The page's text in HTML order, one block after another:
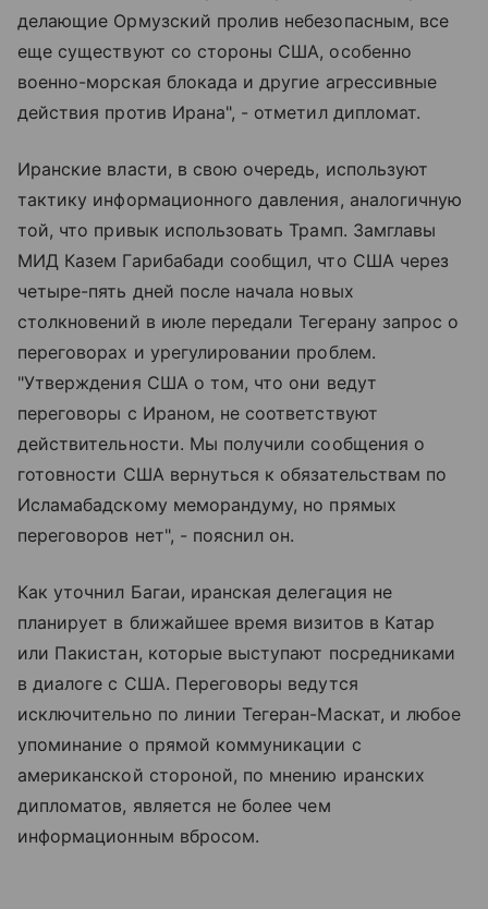
делающие Ормузский пролив небезопасным, все
еще существуют со стороны США, особенно
военно-морская блокада и другие агрессивные
действия против Ирана", - отметил дипломат.
Иранские власти, в свою очередь, используют
тактику информационного давления, аналогичную
той, что привык использовать Трамп. Замглавы
МИД Казем Гарибабади сообщил, что США через
четыре-пять дней после начала новых
столкновений в июле передали Тегерану запрос о
переговорах и урегулировании проблем.
"Утверждения США о том, что они ведут
переговоры с Ираном, не соответствуют
действительности. Мы получили сообщения о
готовности США вернуться к обязательствам по
Исламабадскому меморандуму, но прямых
переговоров нет", - пояснил он.
Как уточнил Багаи, иранская делегация не
планирует в ближайшее время визитов в Катар
или Пакистан, которые выступают посредниками
в диалоге с США. Переговоры ведутся
исключительно по линии Тегеран-Маскат, и любое
упоминание о прямой коммуникации с
американской стороной, по мнению иранских
дипломатов, является не более чем
информационным вбросом.